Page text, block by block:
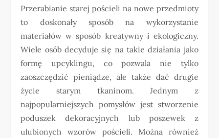
Przerabianie starej pościeli na nowe przedmioty
to doskonały sposób na wykorzystanie
materiałów w sposób kreatywny i ekologiczny.
Wiele osób decyduje się na takie działania jako
formę upcyklingu, co pozwala nie tylko
zaoszczędzić pieniądze, ale także dać drugie
życie starym tkaninom. Jednym z
najpopularniejszych pomysłów jest stworzenie
poduszek dekoracyjnych lub poszewek z
ulubionych wzorów pościeli. Można również